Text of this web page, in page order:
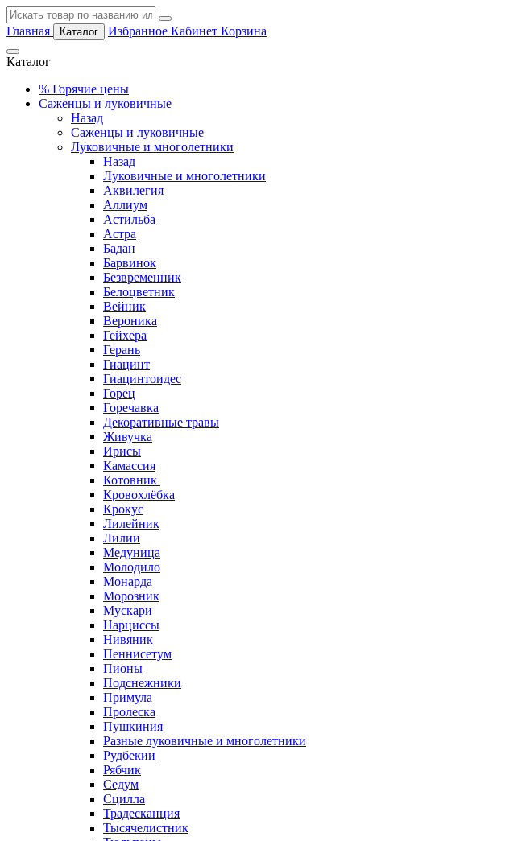
Главная Каталог Избранное Кабинет Корзина
Каталог
% Горячие цены
Саженцы и луковичные
Назад
Саженцы и луковичные
Луковичные и многолетники
Назад
Луковичные и многолетники
Аквилегия
Аллиум
Астильба
Астра
Бадан
Барвинок
Безвременник
Белоцветник
Вейник
Вероника
Гейхера
Герань
Гиацинт
Гиацинтоидес
Горец
Горечавка
Декоративные травы
Живучка
Ирисы
Камассия
Котовник
Кровохлёбка
Крокус
Лилейник
Лилии
Медуница
Молодило
Монарда
Морозник
Мускари
Нарциссы
Нивяник
Пеннисетум
Пионы
Подснежники
Примула
Пролеска
Пушкиния
Разные луковичные и многолетники
Рудбекии
Рябчик
Седум
Сцилла
Традесканция
Тысячелистник